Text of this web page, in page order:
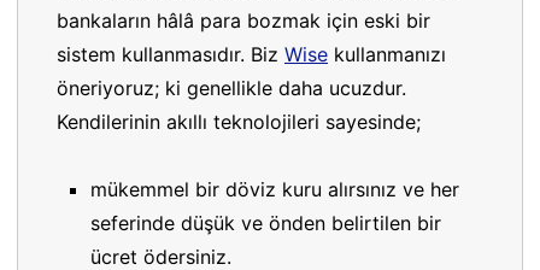
bankaların hâlâ para bozmak için eski bir
sistem kullanmasıdır. Biz Wise kullanmanızı
öneriyoruz; ki genellikle daha ucuzdur.
Kendilerinin akıllı teknolojileri sayesinde;
mükemmel bir döviz kuru alırsınız ve her
seferinde düşük ve önden belirtilen bir
ücret ödersiniz.